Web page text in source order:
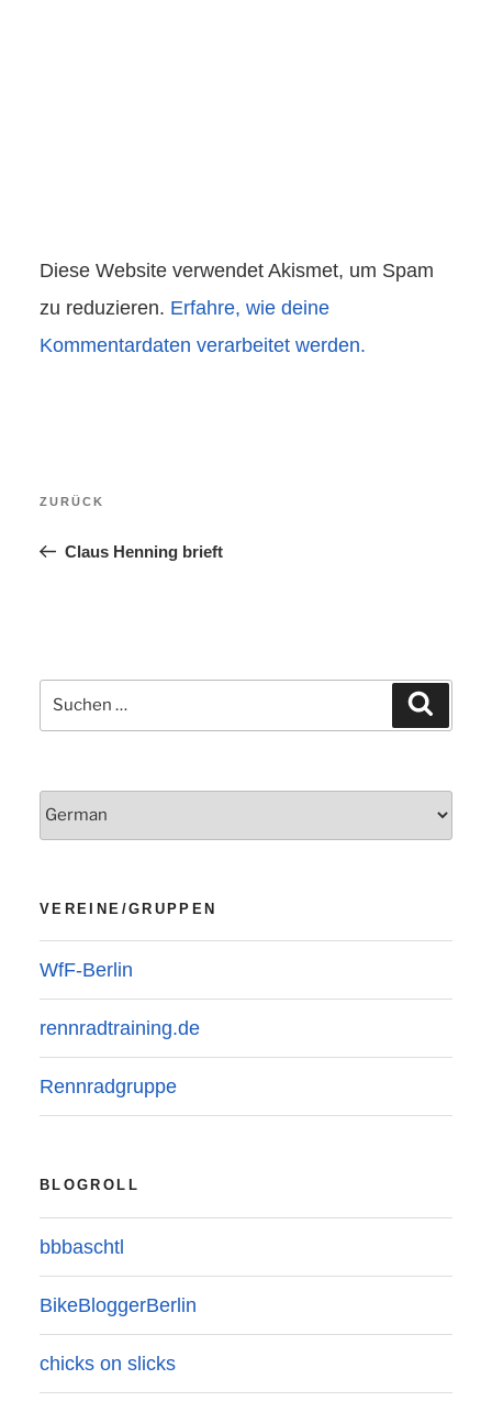
Diese Website verwendet Akismet, um Spam
zu reduzieren. Erfahre, wie deine
Kommentardaten verarbeitet werden.
Vorheriger
ZURÜCK
Claus Henning brieft
Suchen
nach:
VEREINE/GRUPPEN
WfF-Berlin
rennradtraining.de
Rennradgruppe
BLOGROLL
bbbaschtl
BikeBloggerBerlin
chicks on slicks